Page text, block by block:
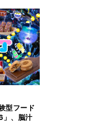
型フード
」、脳汁